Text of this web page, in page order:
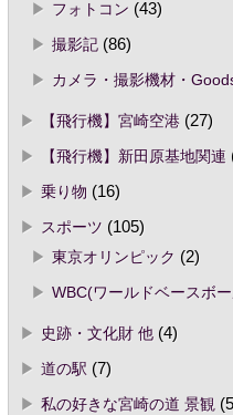
フォトコン (43)
撮影記(86)
カメラ・撮影機材・
【飛行機】宮崎空港(27)
【飛行機】新田原基地関連
乗り物 (16)
スポーツ (105)
東京オリンピック (2)
WBC(ワールドベースボ
史跡・文化財 他(4)
道の駅 (7)
私の好きな宮崎の道 景観